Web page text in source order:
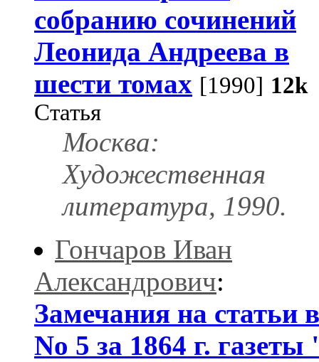
собранию сочинений
Леонида Андреева в
шести томах [1990] 12k
Статья
Москва:
Художественная
литература, 1990.
Гончаров Иван
Александрович:
Замечания на статьи в
No 5 за 1864 г.